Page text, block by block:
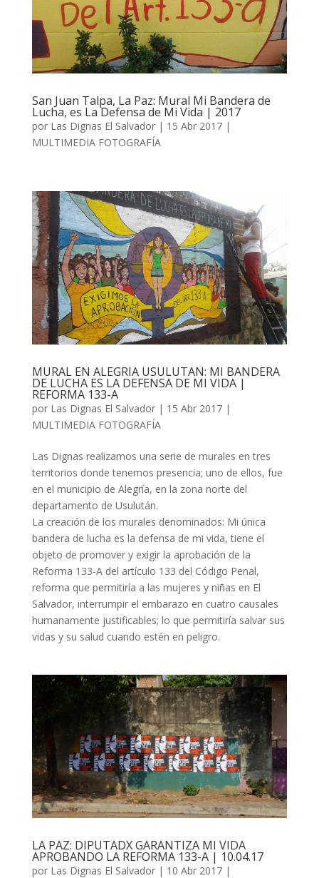
San Juan Talpa, La Paz: Mural Mi Bandera de
Lucha, es La Defensa de Mi Vida | 2017
por Las Dignas El Salvador| 15 Abr 2017|
MULTIMEDIA FOTOGRAFÍA
MURAL EN ALEGRIA USULUTAN: MI BANDERA
DE LUCHA ES LA DEFENSA DE MI VIDA |
REFORMA 133-A
por Las Dignas El Salvador| 15 Abr 2017|
MULTIMEDIA FOTOGRAFÍA
Las Dignas realizamos una serie de murales en tres
territorios donde tenemos presencia; uno de ellos, fue
en el municipio de Alegría, en la zona norte del
departamento de Usulután.
La creación de los murales denominados: Mi única
bandera de lucha es la defensa de mi vida, tiene el
objeto de promover y exigir la aprobación de la
Reforma 133-A del artículo 133 del Código Penal,
reforma que permitiría a las mujeres y niñas en El
Salvador, interrumpir el embarazo en cuatro causales
humanamente justificables; lo que permitiría salvar sus
vidas y su salud cuando estén en peligro.
LA PAZ: DIPUTADX GARANTIZA MI VIDA
APROBANDO LA REFORMA 133-A | 10.04.17
por Las Dignas El Salvador| 10 Abr 2017|